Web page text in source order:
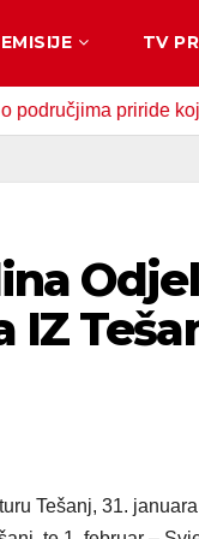
EMISIJE TV
priride koja
IZ
Tešanj, 31.